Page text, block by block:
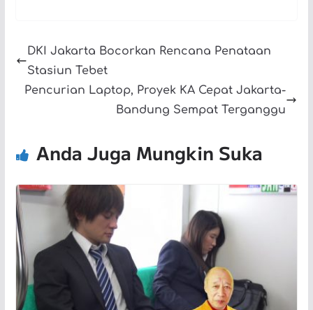
DKI Jakarta Bocorkan Rencana Penataan
Stasiun Tebet
Pencurian Laptop, Proyek KA Cepat Jakarta-
Bandung Sempat Terganggu
Anda Juga Mungkin Suka